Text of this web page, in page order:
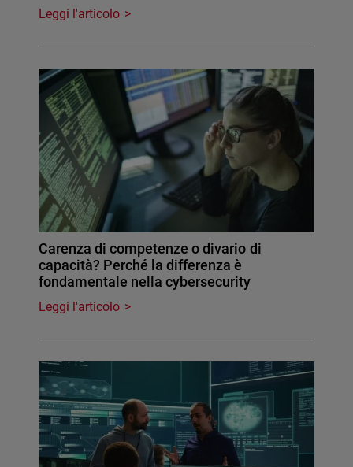
Leggi l'articolo
Carenza di competenze o divario di
capacità? Perché la differenza è
fondamentale nella cybersecurity
Leggi l'articolo